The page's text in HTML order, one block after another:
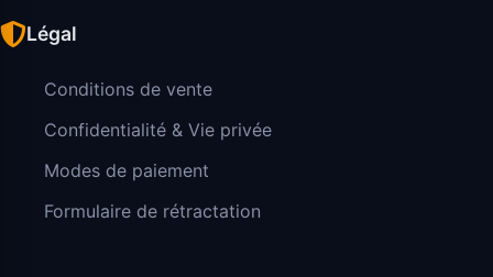
Légal
Conditions de vente
Confidentialité & Vie privée
Modes de paiement
Formulaire de rétractation